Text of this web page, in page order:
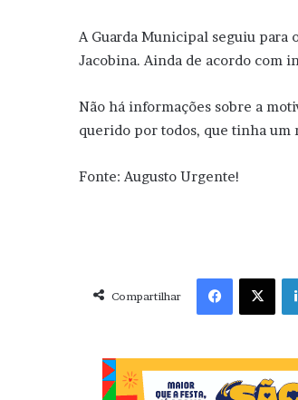
A Guarda Municipal seguiu para
Jacobina. Ainda de acordo com
Não há informações sobre a
querido por todos, que tinha um
Fonte: Augusto Urgente!
Compartilhar
Facebook X